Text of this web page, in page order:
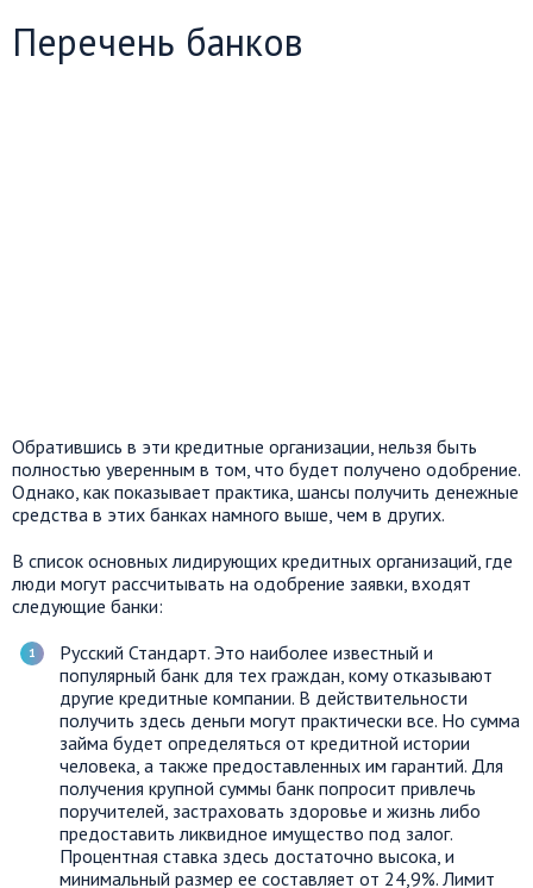
Перечень банков
Обратившись в эти кредитные организации, нельзя быть
полностью уверенным в том, что будет получено одобрение.
Однако, как показывает практика, шансы получить денежные
средства в этих банках намного выше, чем в других.
В список основных лидирующих кредитных организаций, где
люди могут рассчитывать на одобрение заявки, входят
следующие банки:
Русский Стандарт. Это наиболее известный и
популярный банк для тех граждан, кому отказывают
другие кредитные компании. В действительности
получить здесь деньги могут практически все. Но сумма
займа будет определяться от кредитной истории
человека, а также предоставленных им гарантий. Для
получения крупной суммы банк попросит привлечь
поручителей, застраховать здоровье и жизнь либо
предоставить ликвидное имущество под залог.
Процентная ставка здесь достаточно высока, и
минимальный размер ее составляет от 24,9%. Лимит